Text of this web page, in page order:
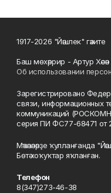
1917-2026 "Йәшлек" гәзите
Баш мөхәррир - Артур Хәсән
Об использовании
Зарегистрировано
связи, информационных
коммуникаций
серия ПИ ФС77-68471 от
Мәҡәләләрҙе ҡулланғанда
Бөтә хоҡуҡтар яҡланған.
Телефон
8(347)273-46-38